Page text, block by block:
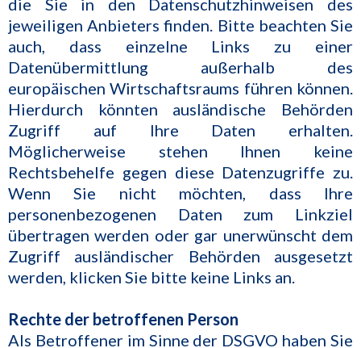
die Sie in den Datenschutzhinweisen des
jeweiligen Anbieters finden. Bitte beachten Sie
auch, dass einzelne Links zu einer
Datenübermittlung außerhalb des
europäischen Wirtschaftsraums führen können.
Hierdurch könnten ausländische Behörden
Zugriff auf Ihre Daten erhalten.
Möglicherweise stehen Ihnen keine
Rechtsbehelfe gegen diese Datenzugriffe zu.
Wenn Sie nicht möchten, dass Ihre
personenbezogenen Daten zum Linkziel
übertragen werden oder gar unerwünscht dem
Zugriff ausländischer Behörden ausgesetzt
werden, klicken Sie bitte keine Links an.
Rechte der betroffenen Person
Als Betroffener im Sinne der DSGVO haben Sie